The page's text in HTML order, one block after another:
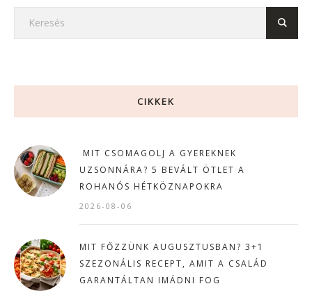
CIKKEK
MIT CSOMAGOLJ A GYEREKNEK
UZSONNÁRA? 5 BEVÁLT ÖTLET A
ROHANÓS HÉTKÖZNAPOKRA
2026-08-06
MIT FŐZZÜNK AUGUSZTUSBAN? 3+1
SZEZONÁLIS RECEPT, AMIT A CSALÁD
GARANTÁLTAN IMÁDNI FOG